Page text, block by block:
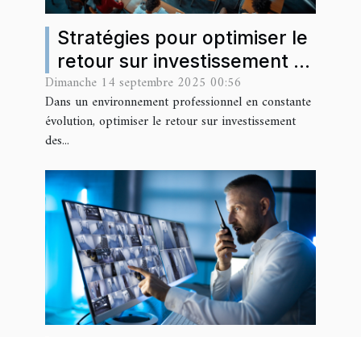
Stratégies pour optimiser le
retour sur investissement en
formations professionnelles
Dimanche 14 septembre 2025 00:56
Dans un environnement professionnel en constante
évolution, optimiser le retour sur investissement
des...